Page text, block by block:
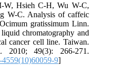
M-W, Hsieh C-H, Wu W-C,
W-C. Analysis of caffeic
Ocimum gratissimum Linn.
liquid chromatography and
cancer cell line. Taiwan.
2010; 49(3): 266-271.
4559(10)60059-9